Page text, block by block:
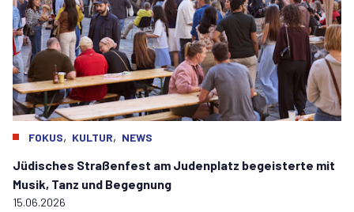
FOKUS, KULTUR, NEWS
Jüdisches Straßenfest am Judenplatz begeisterte mit
Musik, Tanz und Begegnung
15.06.2026